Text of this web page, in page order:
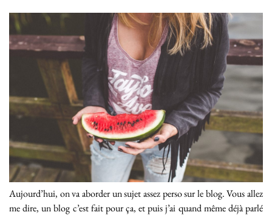
Aujourd’hui, on va aborder un sujet assez perso sur le blog. Vous allez
me dire, un blog c’est fait pour ça, et puis j’ai quand même déjà parlé